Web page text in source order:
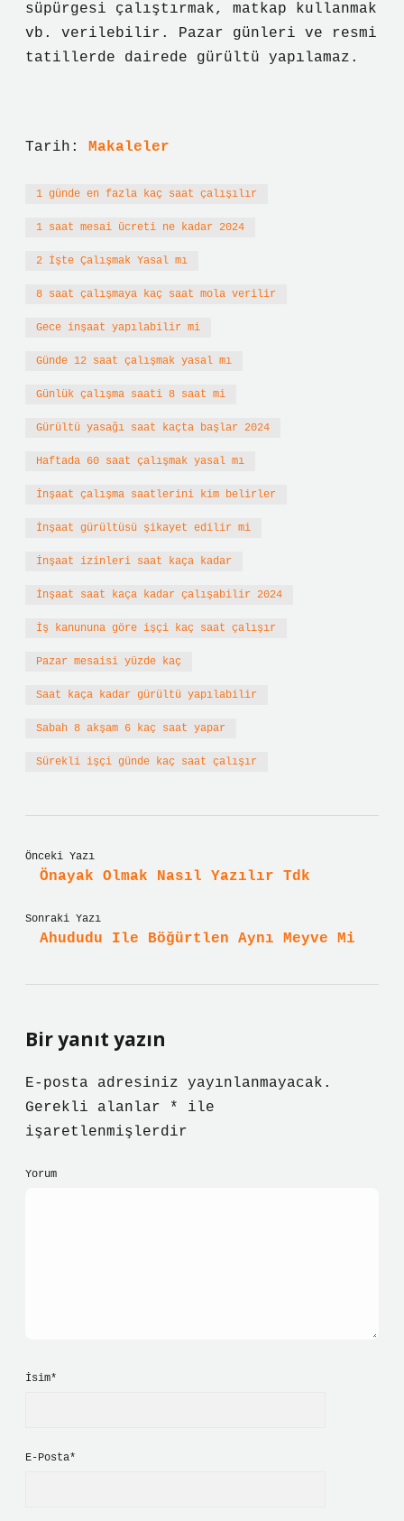
süpürgesi çalıştırmak, matkap kullanmak
vb. verilebilir. Pazar günleri ve resmi
tatillerde dairede gürültü yapılamaz.
Tarih: Makaleler
1 günde en fazla kaç saat çalışılır
1 saat mesai ücreti ne kadar 2024
2 İşte Çalışmak Yasal mı
8 saat çalışmaya kaç saat mola verilir
Gece inşaat yapılabilir mi
Günde 12 saat çalışmak yasal mı
Günlük çalışma saati 8 saat mi
Gürültü yasağı saat kaçta başlar 2024
Haftada 60 saat çalışmak yasal mı
İnşaat çalışma saatlerini kim belirler
İnşaat gürültüsü şikayet edilir mi
İnşaat izinleri saat kaça kadar
İnşaat saat kaça kadar çalışabilir 2024
İş kanununa göre işçi kaç saat çalışır
Pazar mesaisi yüzde kaç
Saat kaça kadar gürültü yapılabilir
Sabah 8 akşam 6 kaç saat yapar
Sürekli işçi günde kaç saat çalışır
Önceki Yazı
Önayak Olmak Nasıl Yazılır Tdk
Sonraki Yazı
Ahududu Ile Böğürtlen Aynı Meyve Mi
Bir yanıt yazın
E-posta adresiniz yayınlanmayacak.
Gerekli alanlar
*
ile
işaretlenmişlerdir
Yorum
İsim*
E-Posta*